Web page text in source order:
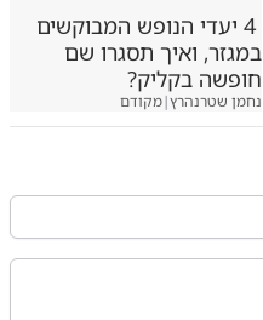
4 יעדי הנופש המבוקשים
במגזר, ואיך תסגרו שם
חופשה בקליק?
נחמן שטרנהרץ|מקודם